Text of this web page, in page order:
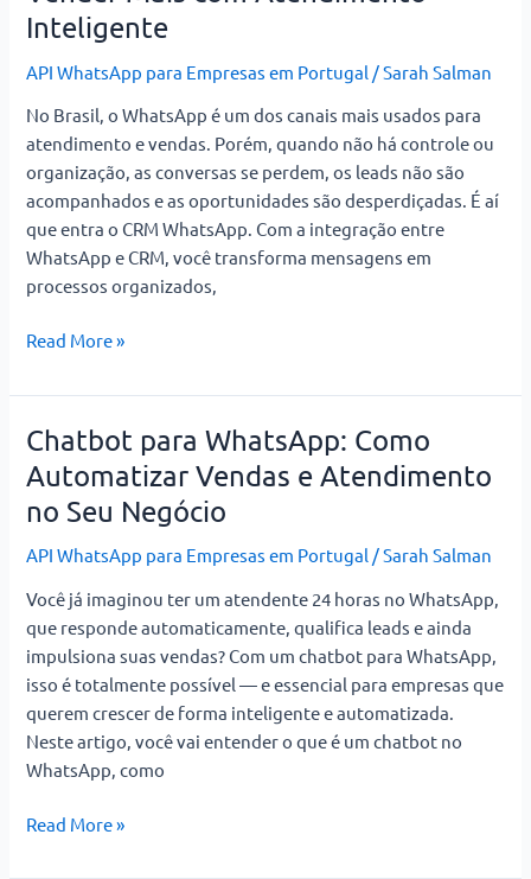
Inteligente
API WhatsApp para Empresas em Portugal /Sarah Salman
No Brasil, o WhatsApp é um dos canais mais usados para
atendimento e vendas. Porém, quando não há controle ou
organização, as conversas se perdem, os leads não são
acompanhados e as oportunidades são desperdiçadas. É aí
que entra o CRM WhatsApp. Com a integração entre
WhatsApp e CRM, você transforma mensagens em
processos organizados,
Read More »
Chatbot para WhatsApp: Como
Automatizar Vendas e Atendimento
no Seu Negócio
API WhatsApp para Empresas em Portugal /Sarah Salman
Você já imaginou ter um atendente 24 horas no WhatsApp,
que responde automaticamente, qualifica leads e ainda
impulsiona suas vendas? Com um chatbot para WhatsApp,
isso é totalmente possível — e essencial para empresas que
querem crescer de forma inteligente e automatizada.
Neste artigo, você vai entender o que é um chatbot no
WhatsApp, como
Chatbot
para
WhatsApp:
Como
Automatizar
e
Atendimento
no
Seu
Negócio
Read More »